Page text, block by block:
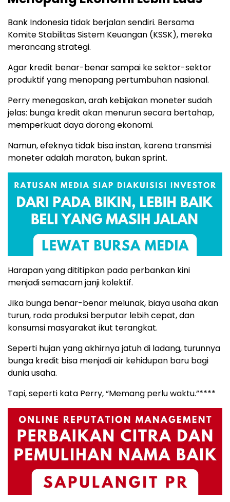
Bank Indonesia tidak berjalan sendiri. Bersama
Komite Stabilitas Sistem Keuangan (KSSK), mereka
merancang strategi.
Agar kredit benar-benar sampai ke sektor-sektor
produktif yang menopang pertumbuhan nasional.
Perry menegaskan, arah kebijakan moneter sudah
jelas: bunga kredit akan menurun secara bertahap,
memperkuat daya dorong ekonomi.
Namun, efeknya tidak bisa instan, karena transmisi
moneter adalah maraton, bukan sprint.
Harapan yang dititipkan pada perbankan kini
menjadi semacam janji kolektif.
Jika bunga benar-benar melunak, biaya usaha akan
turun, roda produksi berputar lebih cepat, dan
konsumsi masyarakat ikut terangkat.
Seperti hujan yang akhirnya jatuh di ladang, turunnya
bunga kredit bisa menjadi air kehidupan baru bagi
dunia usaha.
Tapi, seperti kata Perry, “Memang perlu waktu.”****